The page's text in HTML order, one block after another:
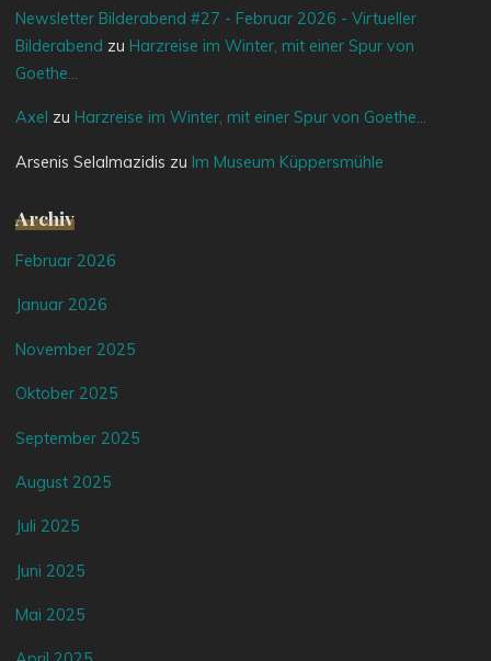
Newsletter Bilderabend #27 - Februar 2026 - Virtueller
Bilderabend zu Harzreise im Winter, mit einer Spur von
Goethe…
Axel zu Harzreise im Winter, mit einer Spur von Goethe…
Arsenis Selalmazidis zu Im Museum Küppersmühle
Archiv
Februar 2026
Januar 2026
November 2025
Oktober 2025
September 2025
August 2025
Juli 2025
Juni 2025
Mai 2025